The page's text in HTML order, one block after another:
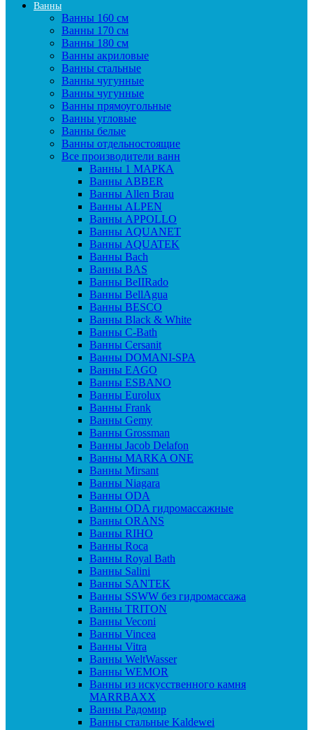
Ванны
Ванны 160 см
Ванны 170 см
Ванны 180 см
Ванны акриловые
Ванны стальные
Ванны чугунные
Ванны чугунные
Ванны прямоугольные
Ванны угловые
Ванны белые
Ванны отдельностоящие
Все производители ванн
Ванны 1 МАРКА
Ванны ABBER
Ванны Allen Brau
Ванны ALPEN
Ванны APPOLLO
Ванны AQUANET
Ванны AQUATEK
Ванны Bach
Ванны BAS
Ванны BeIIRado
Ванны BellAgua
Ванны BESCO
Ванны Black & White
Ванны C-Bath
Ванны Cersanit
Ванны DOMANI-SPA
Ванны EAGO
Ванны ESBANO
Ванны Eurolux
Ванны Frank
Ванны Gemy
Ванны Grossman
Ванны Jacob Delafon
Ванны MARKA ONE
Ванны Mirsant
Ванны Niagara
Ванны ODA
Ванны ODA гидромассажные
Ванны ORANS
Ванны RIHO
Ванны Roca
Ванны Royal Bath
Ванны Salini
Ванны SANTEK
Ванны SSWW без гидромассажа
Ванны TRITON
Ванны Veconi
Ванны Vincea
Ванны Vitra
Ванны WeltWasser
Ванны WEMOR
Ванны из искусственного камня
MARRBAXX
Ванны Радомир
Ванны стальные Kaldewei